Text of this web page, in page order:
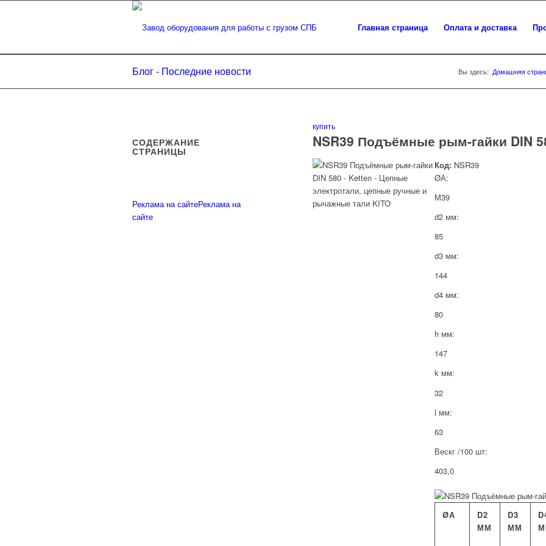
Главная страница Оплата и доставка
Блог - Последние новости Вы здесь: Домашняя
купить
NSR39 Подъёмные рым-гайки DIN
Код:NSR39
ØА:
М39
d2 мм:
85
d3 мм:
144
d4 мм:
80
h мм:
147
k мм:
32
l мм:
63
Вескг /100 шт:
403,0
ØА
D2
ММ
D3
ММ
СОДЕРЖАНИЕ
СТРАНИЦЫ
Реклама на сайтеРеклама на
сайте